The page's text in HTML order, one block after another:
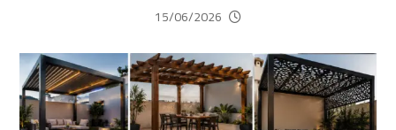
15/06/2026